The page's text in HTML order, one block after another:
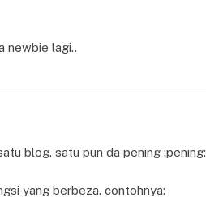
newbie lagi..
blog. satu pun da pening :pening:
yang berbeza. contohnya: